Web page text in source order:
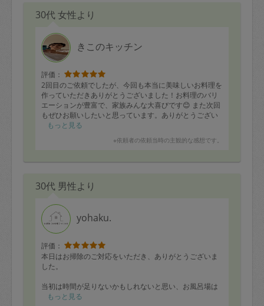
30代 女性より
きこのキッチン
評価：
2回目のご依頼でしたが、今回も本当に美味しいお料理を
作っていただきありがとうございました！お料理のバリ
エーションが豊富で、家族みんな大喜びです😊 また次回
もぜひお願いしたいと思っています。ありがとうござい
ました！
もっと見る
※依頼者の依頼当時の主観的な感想です。
30代 男性より
yohaku.
評価：
本日はお掃除のご対応をいただき、ありがとうございま
した。
当初は時間が足りないかもしれないと思い、お風呂場は
対象から外して考えていたのですが、事前のヒアリング
もっと見る